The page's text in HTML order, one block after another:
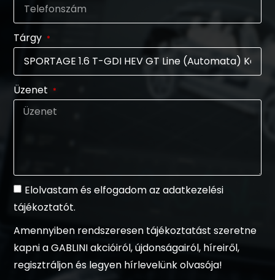
Tárgy
Üzenet
Elolvastam és elfogadom az adatkezelési
tájékoztatót.
Amennyiben rendszeresen tájékoztatást szeretne
kapni a GABLINI akcióiról, újdonságairól, híreiről,
regisztráljon és legyen hírlevelünk olvasója!